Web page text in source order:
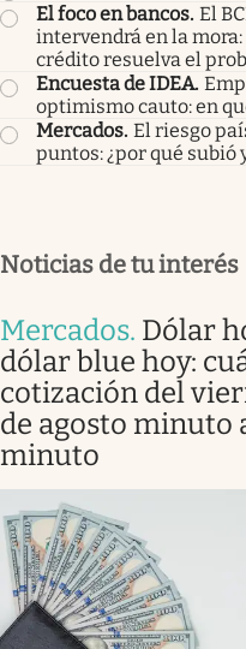
El foco en bancos. El
intervendrá en la
crédito resuelva el
Encuesta de IDEA.
optimismo cauto: en
Mercados. El riesgo
puntos: ¿por qué subió
Noticias de tu interés
Mercados. Dólar
dólar blue hoy:
cotización del
de agosto minuto
minuto